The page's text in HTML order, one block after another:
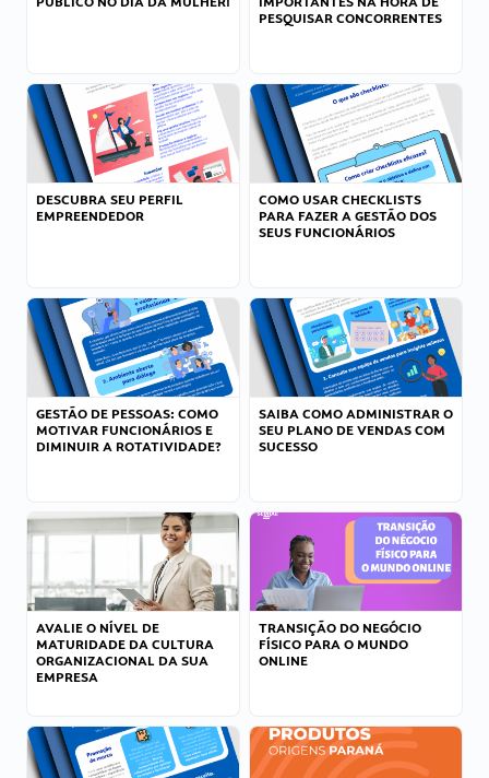
PESQUISAR CONCORRENTES
DESCUBRA SEU PERFIL
EMPREENDEDOR
COMO USAR CHECKLISTS
PARA FAZER A GESTÃO DOS
SEUS FUNCIONÁRIOS
GESTÃO DE PESSOAS: COMO
MOTIVAR FUNCIONÁRIOS E
DIMINUIR A ROTATIVIDADE?
SAIBA COMO ADMINISTRAR O
SEU PLANO DE VENDAS COM
SUCESSO
AVALIE O NÍVEL DE
MATURIDADE DA CULTURA
ORGANIZACIONAL DA SUA
EMPRESA
TRANSIÇÃO DO NEGÓCIO
FÍSICO PARA O MUNDO
ONLINE